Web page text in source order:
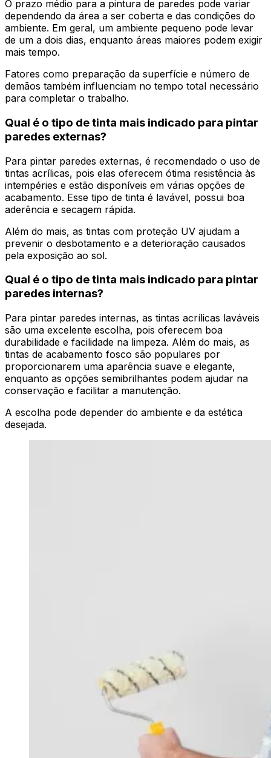
O prazo médio para a pintura de paredes pode variar
dependendo da área a ser coberta e das condições do
ambiente. Em geral, um ambiente pequeno pode levar
de um a dois dias, enquanto áreas maiores podem exigir
mais tempo.
Fatores como preparação da superfície e número de
demãos também influenciam no tempo total necessário
para completar o trabalho.
Qual é o tipo de tinta mais indicado para pintar
paredes externas?
Para pintar paredes externas, é recomendado o uso de
tintas acrílicas, pois elas oferecem ótima resistência às
intempéries e estão disponíveis em várias opções de
acabamento. Esse tipo de tinta é lavável, possui boa
aderência e secagem rápida.
Além do mais, as tintas com proteção UV ajudam a
prevenir o desbotamento e a deterioração causados
pela exposição ao sol.
Qual é o tipo de tinta mais indicado para pintar
paredes internas?
Para pintar paredes internas, as tintas acrílicas laváveis
são uma excelente escolha, pois oferecem boa
durabilidade e facilidade na limpeza. Além do mais, as
tintas de acabamento fosco são populares por
proporcionarem uma aparência suave e elegante,
enquanto as opções semibrilhantes podem ajudar na
conservação e facilitar a manutenção.
A escolha pode depender do ambiente e da estética
desejada.